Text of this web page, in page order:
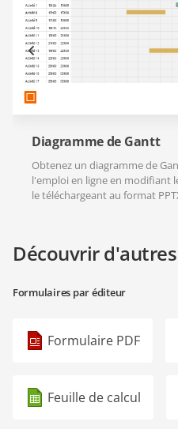
Diagramme de Gantt
Obtenez un diagramme de
l'emploi en ligne en modifiant
le téléchargeant au format
Découvrir
Formulaires par éditeur
Formulaire PDF
Feuille de calcul